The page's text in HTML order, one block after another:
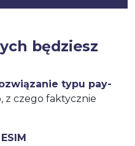
będziesz
typu pay-
z czego faktycznie